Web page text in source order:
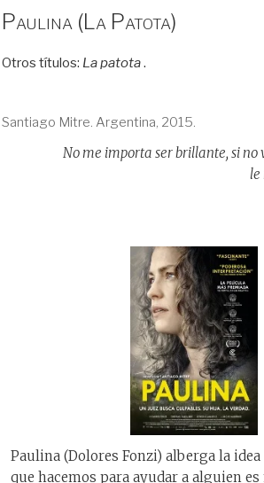
Paulina (La Patota)
Otros títulos: La patota.
Santiago Mitre. Argentina, 2015.
No me importa ser brillante, si no
le
Paulina (Dolores Fonzi) alberga la idea
que hacemos para ayudar a alguien